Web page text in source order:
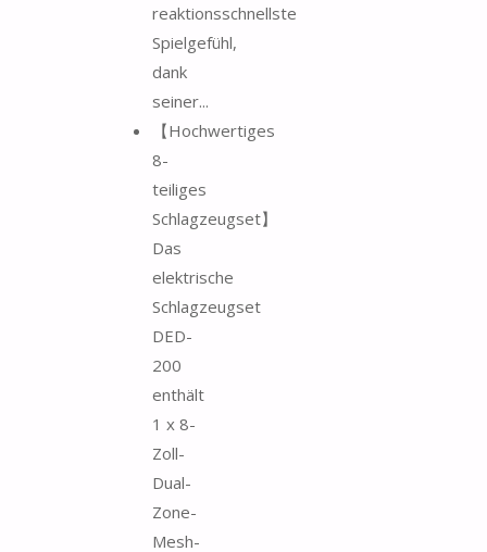
reaktionsschnellste
Spielgefühl,
dank
seiner...
【Hochwertiges
8-
teiliges
Schlagzeugset】
Das
elektrische
Schlagzeugset
DED-
200
enthält
1 x 8-
Zoll-
Dual-
Zone-
Mesh-